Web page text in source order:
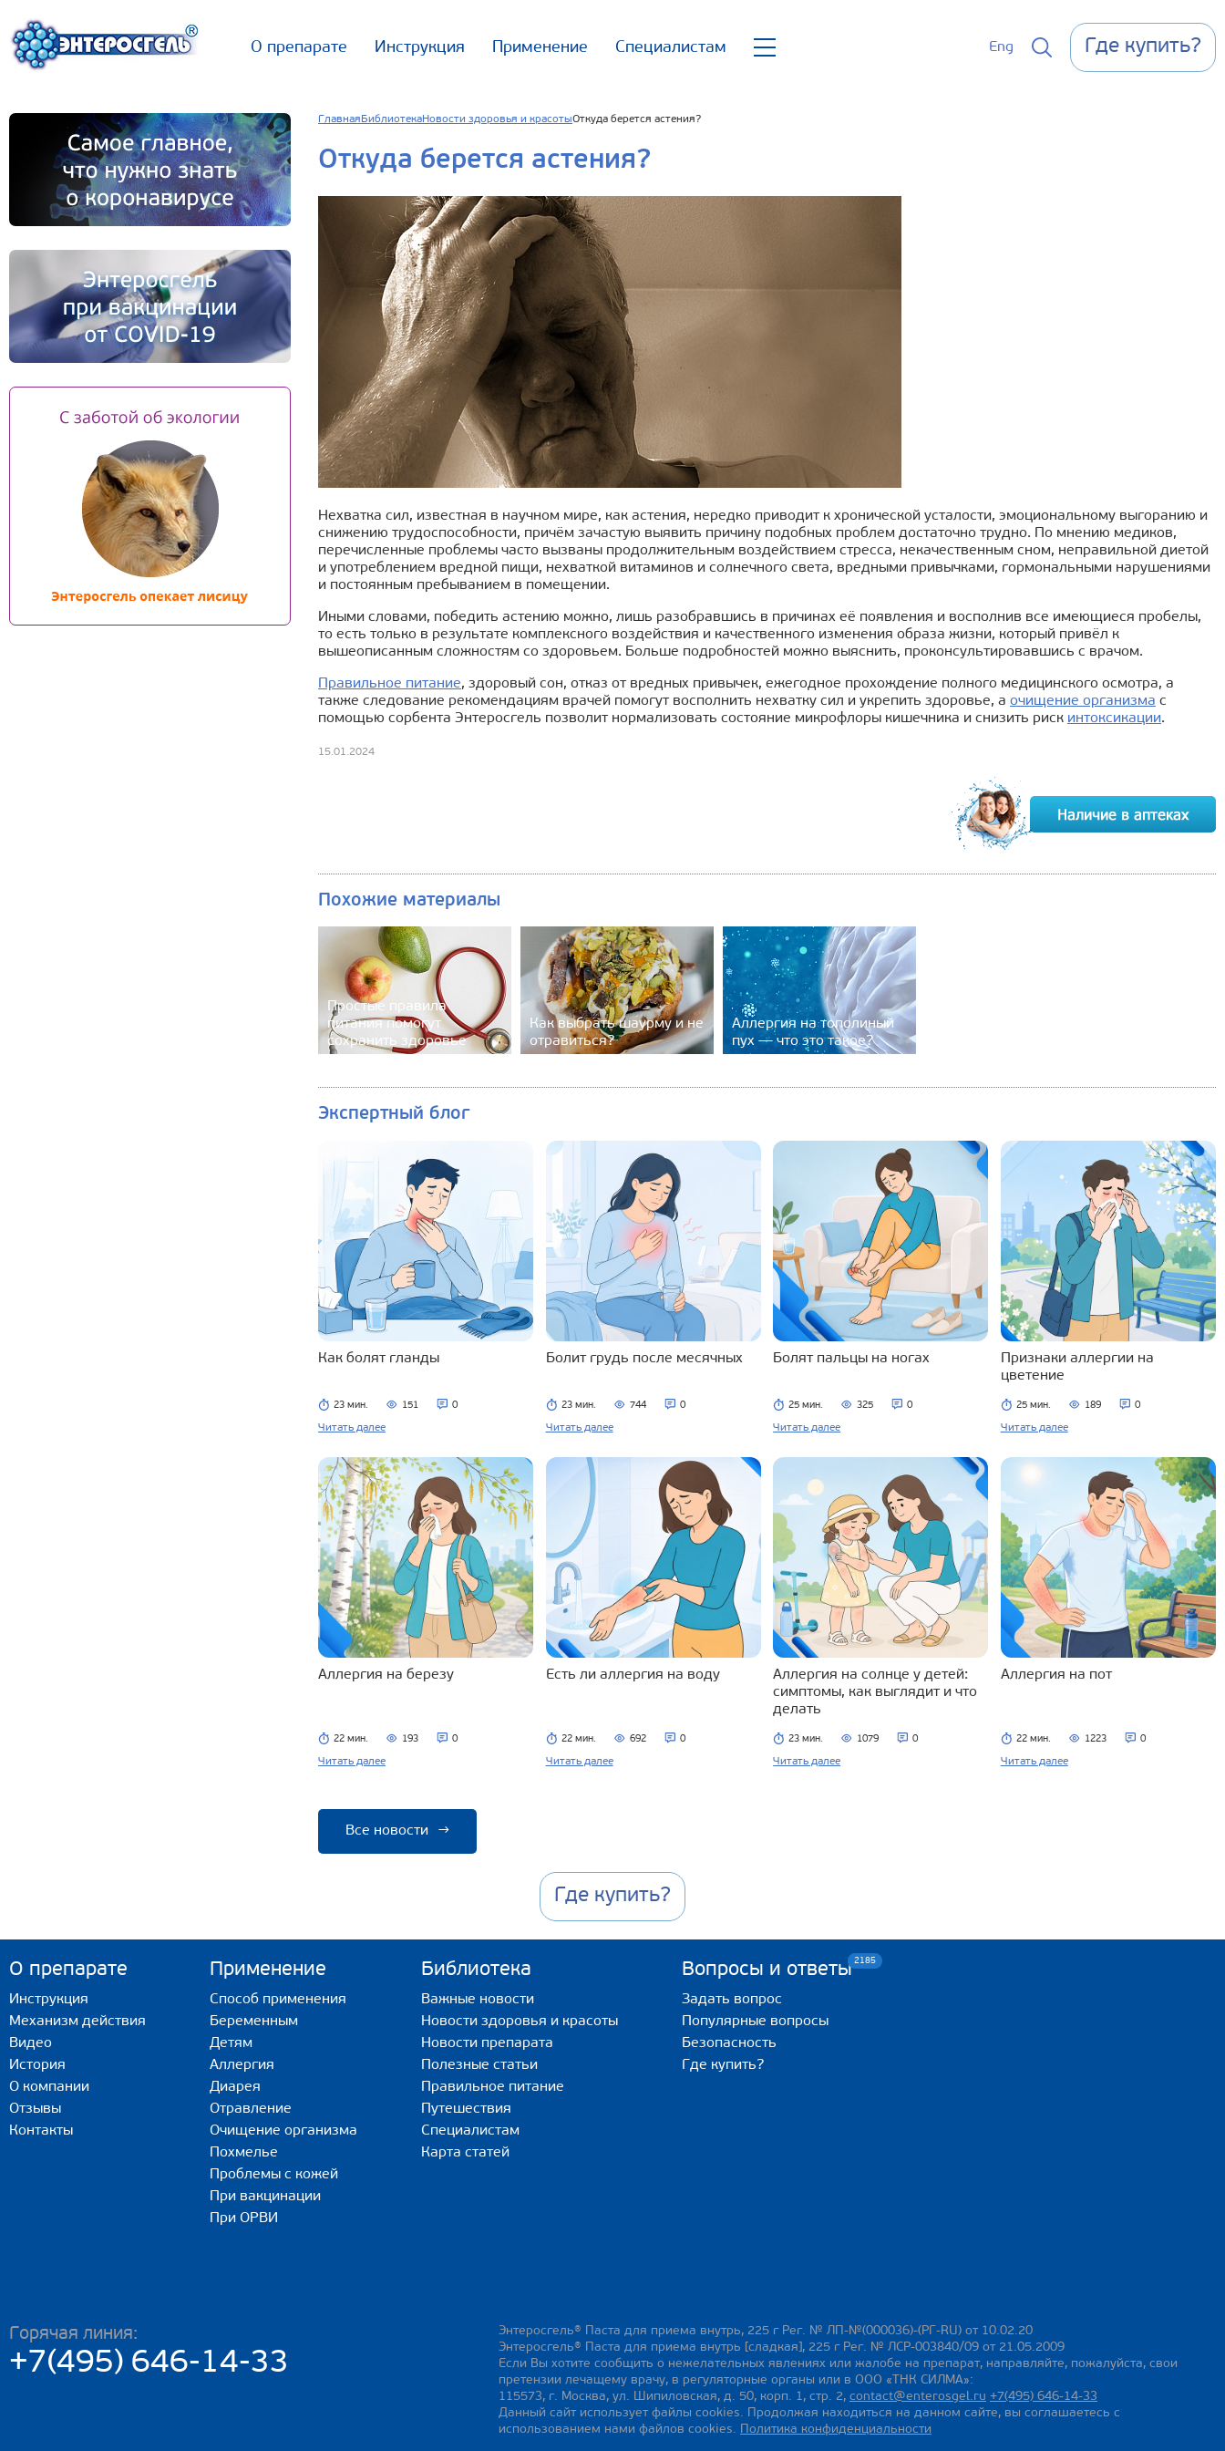
О препарате Инструкция Применение Специалистам Eng Где купить?
Главная БиблиотекаНовости здоровья и красотыОткуда берется астения?
Откуда берется астения?
Нехватка сил, известная в научном мире, как астения, нередко приводит к хронической усталости, эмоциональному выгоранию и
снижению трудоспособности, причём зачастую выявить причину подобных проблем достаточно трудно. По мнению медиков,
перечисленные проблемы часто вызваны продолжительным воздействием стресса, некачественным сном, неправильной диетой
и употреблением вредной пищи, нехваткой витаминов и солнечного света, вредными привычками, гормональными нарушениями
и постоянным пребыванием в помещении.
Иными словами, победить астению можно, лишь разобравшись в причинах её появления и восполнив все имеющиеся пробелы,
то есть только в результате комплексного воздействия и качественного изменения образа жизни, который привёл к
вышеописанным сложностям со здоровьем. Больше подробностей можно выяснить, проконсультировавшись с врачом.
Правильное питание, здоровый сон, отказ от вредных привычек, ежегодное прохождение полного медицинского осмотра, а
также следование рекомендациям врачей помогут восполнить нехватку сил и укрепить здоровье, а очищение организма с
помощью сорбента Энтеросгель позволит нормализовать состояние микрофлоры кишечника и снизить риск интоксикации.
15.01.2024
Похожие материалы
Простые правила
питания помогут
сохранить здоровье
Как выбрать шаурму и не
отравиться?
Аллергия на тополиный
пух — что это такое?
Экспертный блог
Как болят гланды
23 мин. 151 0
Читать далее
Болит грудь после месячных
23 мин. 744 0
Читать далее
Болят пальцы на ногах
25 мин. 325 0
Читать далее
Признаки аллергии на
цветение
25 мин. 189 0
Читать далее
Аллергия на березу
22 мин. 193 0
Читать далее
Есть ли аллергия на воду
22 мин. 692 0
Читать далее
Аллергия на солнце у детей:
симптомы, как выглядит и что
делать
23 мин. 1079 0
Читать далее
Аллергия на пот
22 мин. 1223 0
Читать далее
Все новости →
Где купить?
О препарате
Инструкция
Механизм действия
Видео
История
О компании
Отзывы
Контакты
Применение
Способ применения
Беременным
Детям
Аллергия
Диарея
Отравление
Очищение организма
Похмелье
Проблемы с кожей
При вакцинации
При ОРВИ
Библиотека
Важные новости
Новости здоровья и красоты
Новости препарата
Полезные статьи
Правильное питание
Путешествия
Специалистам
Карта статей
Вопросы и ответы2185
Задать вопрос
Популярные вопросы
Безопасность
Где купить?
Горячая линия:
+7(495) 646-14-33
Энтеросгель® Паста для приема внутрь, 225 г Рег. № ЛП-№(000036)-(РГ-RU) от 10.02.20
Энтеросгель® Паста для приема внутрь [сладкая], 225 г Рег. № ЛСР-003840/09 от 21.05.2009
Если Вы хотите сообщить о нежелательных явлениях или жалобе на препарат, направляйте, пожалуйста, свои
претензии лечащему врачу, в регуляторные органы или в ООО «ТНК СИЛМА»:
115573, г. Москва, ул. Шипиловская, д. 50, корп. 1, стр. 2, contact@enterosgel.ru +7(495) 646-14-33
Данный сайт использует файлы cookies. Продолжая находиться на данном сайте, вы соглашаетесь с
использованием нами файлов cookies. Политика конфиденциальности